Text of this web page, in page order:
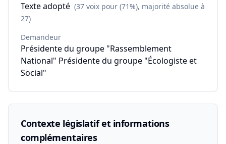
Texte adopté (37 voix pour (71%), majorité absolue à
27)
Demandeur
Présidente du groupe "Rassemblement
National" Présidente du groupe "Écologiste et
Social"
Contexte législatif et informations
complémentaires